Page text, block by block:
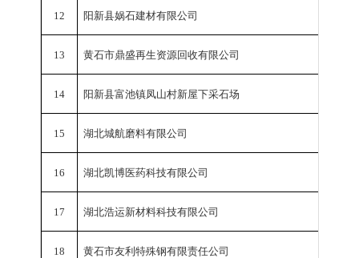
12 阳新县娲石建材有限公司
13 黄石市鼎盛再生资源回收有限公司
14 阳新县富池镇凤山村新屋下采石场
15 湖北城航磨料有限公司
16 湖北凯博医药科技有限公司
17 湖北浩运新材料科技有限公司
18 黄石市友利特殊钢有限责任公司